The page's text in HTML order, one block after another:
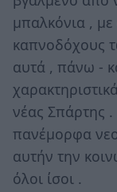
μπαλκόνια , με
καπνοδόχους
αυτά , πάνω -
νέας Σπάρτης
πανέμορφα
αυτήν την
όλοι ίσοι .